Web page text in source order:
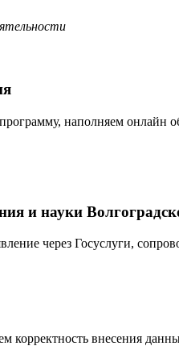
наполняем онлайн
и науки
через Госуслуги,
корректность внесения